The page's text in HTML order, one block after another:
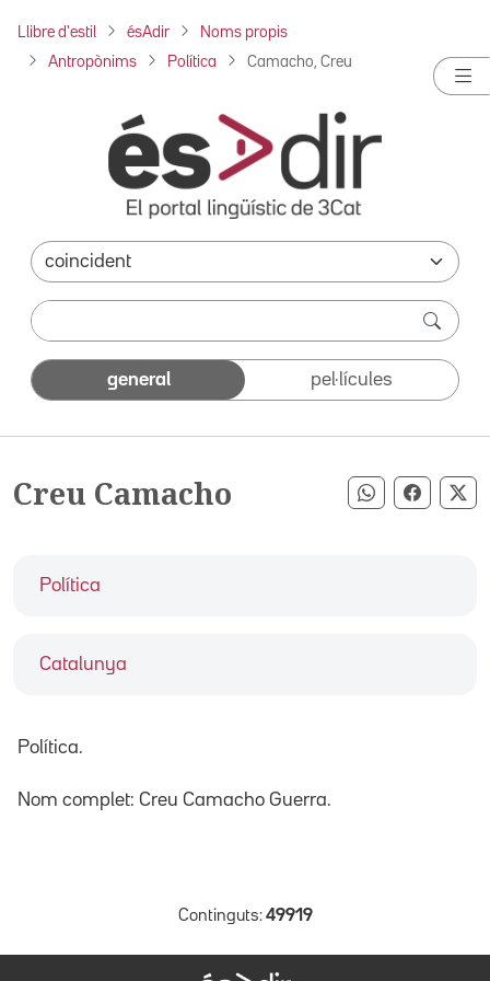
Llibre d'estil ésAdir Noms propis
Antropònims Política Camacho, Creu
general pel·lícules
Creu Camacho Compartir
Política
Catalunya
Política.
Nom complet: Creu Camacho Guerra.
Continguts: 49919